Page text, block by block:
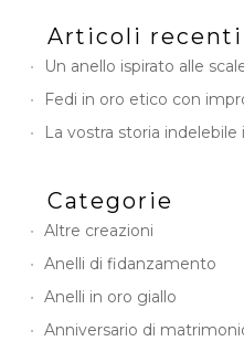
g
n
Articoli recenti
Un anello ispirato alle
Fedi in oro etico con
La vostra storia
Categorie
Altre creazioni
Anelli di fidanzamento
Anelli in oro giallo
Anniversario di